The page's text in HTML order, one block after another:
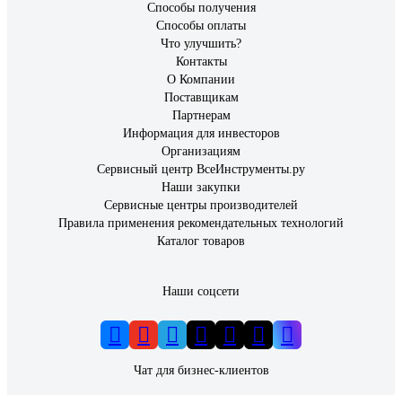
Способы получения
Способы оплаты
Что улучшить?
Контакты
О Компании
Поставщикам
Партнерам
Информация для инвесторов
Организациям
Сервисный центр ВсеИнструменты.ру
Наши закупки
Сервисные центры производителей
Правила применения рекомендательных технологий
Каталог товаров
Наши соцсети
Чат для бизнес-клиентов